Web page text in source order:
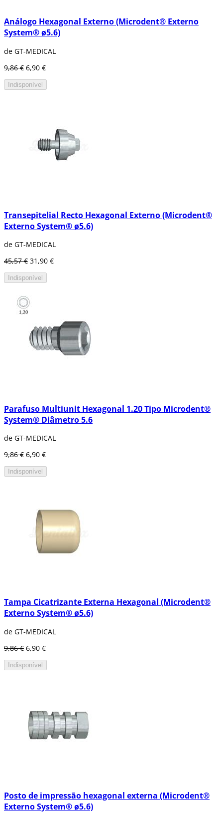
Análogo Hexagonal Externo (Microdent® Externo
System® ø5.6)
de GT-MEDICAL
9,86 € 6,90 €
Indisponível
Transepitelial Recto Hexagonal Externo (Microdent®
Externo System® ø5.6)
de GT-MEDICAL
45,57 € 31,90 €
Indisponível
Parafuso Multiunit Hexagonal 1.20 Tipo Microdent®
System® Diâmetro 5.6
de GT-MEDICAL
9,86 € 6,90 €
Indisponível
Tampa Cicatrizante Externa Hexagonal (Microdent®
Externo System® ø5.6)
de GT-MEDICAL
9,86 € 6,90 €
Indisponível
Posto de impressão hexagonal externa (Microdent®
Externo System® ø5.6)